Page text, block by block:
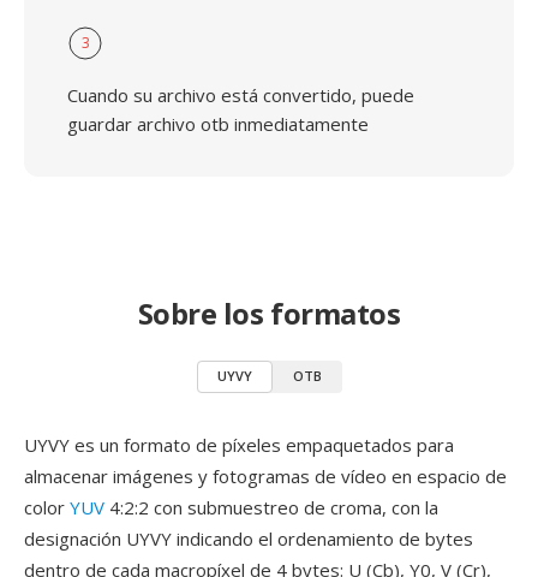
3
Cuando su archivo está convertido, puede
guardar archivo otb inmediatamente
Sobre los formatos
UYVY OTB
UYVY es un formato de píxeles empaquetados para
almacenar imágenes y fotogramas de vídeo en espacio de
color YUV 4:2:2 con submuestreo de croma, con la
designación UYVY indicando el ordenamiento de bytes
dentro de cada macropíxel de 4 bytes: U (Cb), Y0, V (Cr),